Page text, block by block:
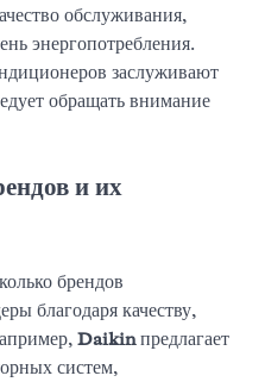
обслуживания,
энергопотребления.
заслуживают
обращать внимание
и их
брендов
благодаря качеству,
Daikinпредлагает
систем,